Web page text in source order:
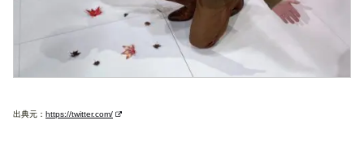
出典元： https://twitter.com/